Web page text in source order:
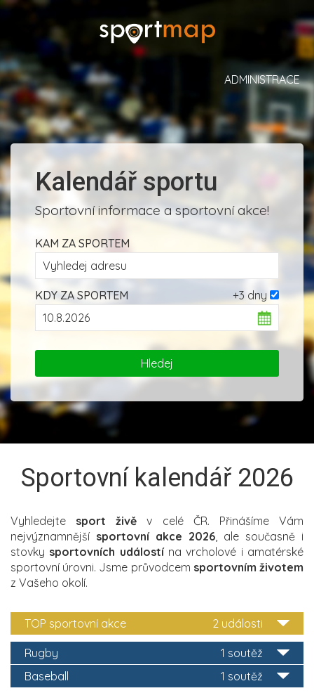
ADMINISTRACE
Kalendář sportu
Sportovní informace a sportovní akce!
KAM ZA SPORTEM
+3 dny
KDY ZA SPORTEM
Sportovní kalendář 2026
Vyhledejte sport živě v celé ČR. Přinášíme Vám
nejvýznamnější sportovní akce 2026, ale současně i
stovky sportovních událostína vrcholové i amatérské
sportovní úrovni. Jsme průvodcem sportovním životem
z Vašeho okolí.
2 události
TOP sportovní akce
1 soutěž
Rugby
1 soutěž
Baseball